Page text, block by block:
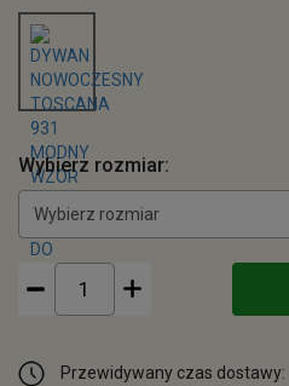
Wybierz rozmiar:
Wybierz rozmiar
Przewidywany czas dostawy: